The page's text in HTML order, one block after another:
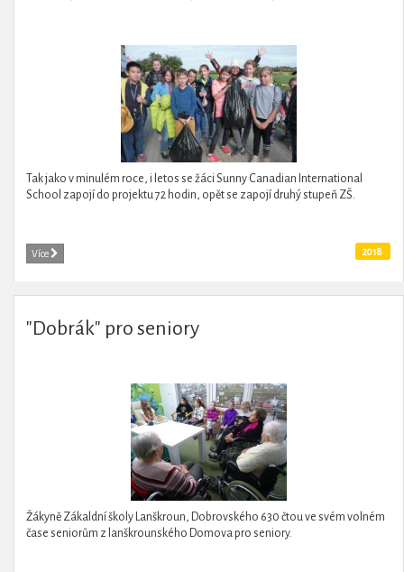
Tak jako v minulém roce, i letos se žáci Sunny Canadian International
School zapojí do projektu 72 hodin, opět se zapojí druhý stupeň ZŠ.
Více 2018
"Dobrák" pro seniory
Žákyně Zákaldní školy Lanškroun, Dobrovského 630 čtou ve svém volném
čase seniorům z lanškrounského Domova pro seniory.